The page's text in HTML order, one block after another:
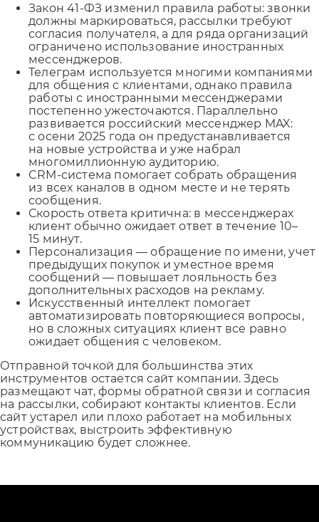
Закон 41-ФЗ изменил правила работы: звонки
должны маркироваться, рассылки требуют
согласия получателя, а для ряда организаций
ограничено использование иностранных
мессенджеров.
Телеграм используется многими компаниями
для общения с клиентами, однако правила
работы с иностранными мессенджерами
постепенно ужесточаются. Параллельно
развивается российский мессенджер MAX:
с осени 2025 года он предустанавливается
на новые устройства и уже набрал
многомиллионную аудиторию.
CRM-система помогает собрать обращения
из всех каналов в одном месте и не терять
сообщения.
Скорость ответа критична: в мессенджерах
клиент обычно ожидает ответ в течение 10–
15 минут.
Персонализация — обращение по имени, учет
предыдущих покупок и уместное время
сообщений — повышает лояльность без
дополнительных расходов на рекламу.
Искусственный интеллект помогает
автоматизировать повторяющиеся вопросы,
но в сложных ситуациях клиент все равно
ожидает общения с человеком.
Отправной точкой для большинства этих
инструментов остается сайт компании. Здесь
размещают чат, формы обратной связи и согласия
на рассылки, собирают контакты клиентов. Если
сайт устарел или плохо работает на мобильных
устройствах, выстроить эффективную
коммуникацию будет сложнее.